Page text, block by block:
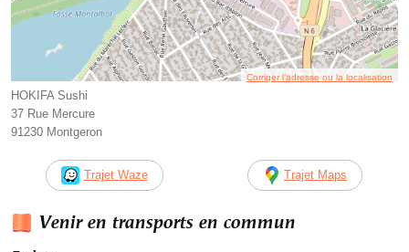
Corriger l’adresse ou la localisation
HOKIFA Sushi
37 Rue Mercure
91230 Montgeron
Trajet Waze Trajet Maps
Venir en transports en commun